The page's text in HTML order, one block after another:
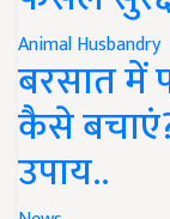
Animal Husbandry
बरसात में
कैसे
उपाय..